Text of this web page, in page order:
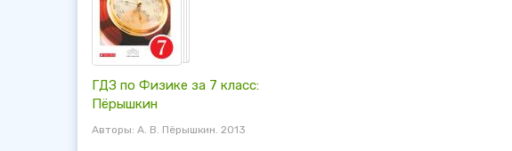
ГДЗ по Физике за 7 класс:
Пёрышкин
Авторы: А. В. Пёрышкин. 2013